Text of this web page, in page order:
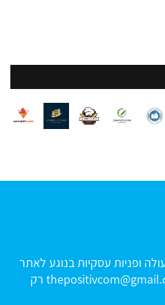
ופניות עסקיות בנוגע לאתר
רק